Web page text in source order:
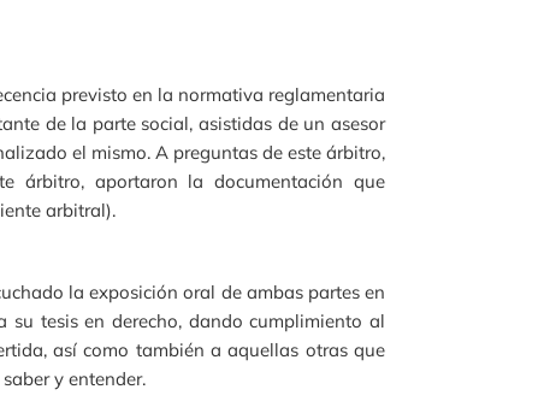
previsto en la normativa reglamentaria
de la parte social, asistidas de un asesor
el mismo. A preguntas de este árbitro,
árbitro, aportaron la documentación que
arbitral).
la exposición oral de ambas partes en
tesis en derecho, dando cumplimiento al
así como también a aquellas otras que
y entender.